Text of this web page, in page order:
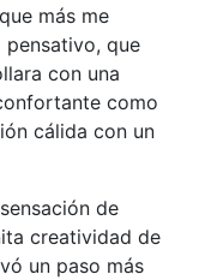
más me
que
con una
como
cálida con un
de
creatividad de
un paso más